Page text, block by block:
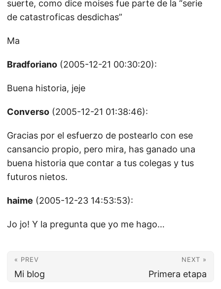
suerte, como dice moises fue parte de la “serie
de catastroficas desdichas”
Ma
Bradforiano (2005-12-21 00:30:20):
Buena historia, jeje
Converso (2005-12-21 01:38:46):
Gracias por el esfuerzo de postearlo con ese
cansancio propio, pero mira, has ganado una
buena historia que contar a tus colegas y tus
futuros nietos.
haime (2005-12-23 14:53:53):
Jo jo! Y la pregunta que yo me hago…
« PREV
Mi blog
NEXT »
Primera etapa